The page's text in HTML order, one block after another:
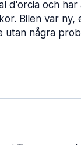
d'orcia och
Bilen var ny,
utan några